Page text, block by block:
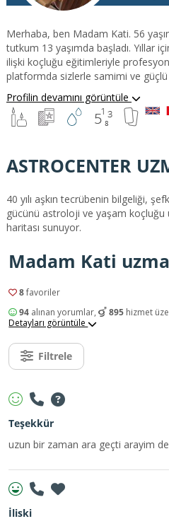
Merhaba, ben Madam Kati. 56
tutkum 13 yaşımda başladı.
ilişki koçluğu eğitimleriyle
platformda sizlerle samimi ve
Profilin devamını görüntüle
ASTROCENTER
40 yılı aşkın tecrübenin bilgeliği,
gücünü astroloji ve yaşam koçluğu
haritası sunuyor.
Madam Kati
8favoriler
94 alınan yorumlar, 895 hizmet
Detayları görüntüle
Filtrele
Teşekkür
uzun bir zaman ara geçti arayim
İliski